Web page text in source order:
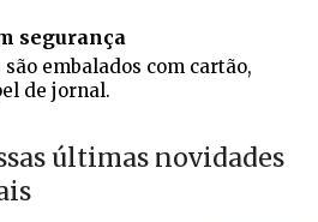
segurança
embalados com cartão,
de jornal.
últimas novidades